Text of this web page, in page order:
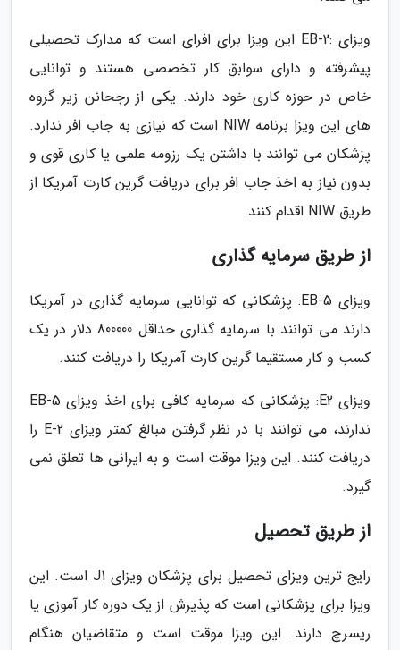
ویزای :EB-2 این ویزا برای افرای است که مدارک تحصیلی
پیشرفته و دارای سوابق کار تخصصی هستند و توانایی
خاص در حوزه کاری خود دارند. یکی از رجحانن زیر گروه
های این ویزا برنامه NIW است که نیازی به جاب افر ندارد.
پزشکان می توانند با داشتن یک رزومه علمی یا کاری قوی و
بدون نیاز به اخذ جاب افر برای دریافت گرین کارت آمریکا از
طریق NIW اقدام کنند.
از طریق سرمایه گذاری
ویزای EB-5: پزشکانی که توانایی سرمایه گذاری در آمریکا
دارند می توانند با سرمایه گذاری حداقل 800000 دلار در یک
کسب و کار مستقیما گرین کارت آمریکا را دریافت کنند.
ویزای E2: پزشکانی که سرمایه کافی برای اخذ ویزای EB-5
ندارند، می توانند با در نظر گرفتن مبالغ کمتر ویزای E-2 را
دریافت کنند. این ویزا موقت است و به ایرانی ها تعلق نمی
گیرد.
از طریق تحصیل
رایج ترین ویزای تحصیل برای پزشکان ویزای J1 است. این
ویزا برای پزشکانی است که پذیرش از یک دوره کار آموزی یا
ریسرچ دارند. این ویزا موقت است و متقاضیان هنگام